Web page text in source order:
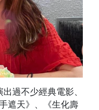
過不少經典電影、
遮天》、《生化壽